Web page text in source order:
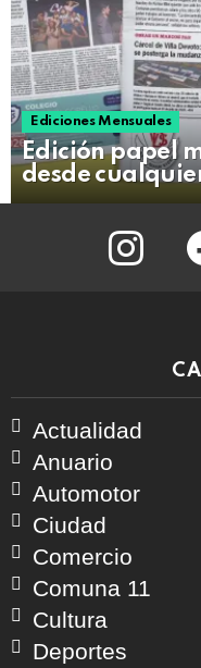
Ediciones Mensuales
Edición papel
desde
instagram
Actualidad
Anuario
Automotor
Ciudad
Comercio
Comuna 11
Cultura
Deportes